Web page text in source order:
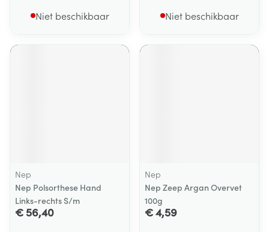
Niet beschikbaar Niet beschikbaar
Nep
Nep Polsorthese Hand
Links-rechts S/m
€ 56,40
Nep
Nep Zeep Argan Overvet
100g
€ 4,59